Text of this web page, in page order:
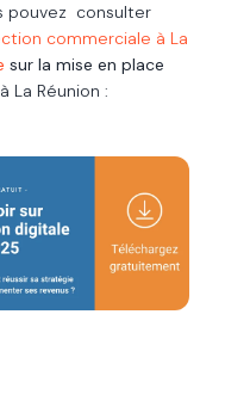
pouvez consulter
commerciale à La
sur la mise en place
à La Réunion :